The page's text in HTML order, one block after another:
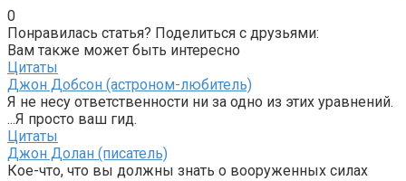
0
Понравилась статья? Поделиться с друзьями:
Вам также может быть интересно
Цитаты
Джон Добсон (астроном-любитель)
Я не несу ответственности ни за одно из этих уравнений.
...Я просто ваш гид.
Цитаты
Джон Долан (писатель)
Кое-что, что вы должны знать о вооруженных силах